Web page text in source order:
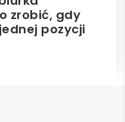
zrobić, gdy
pozycji